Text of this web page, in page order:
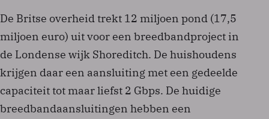
De Britse overheid trekt 12 miljoen pond (17,5
miljoen euro) uit voor een breedbandproject in
de Londense wijk Shoreditch. De huishoudens
krijgen daar een aansluiting met een gedeelde
capaciteit tot maar liefst 2 Gbps. De huidige
breedbandaansluitingen hebben een